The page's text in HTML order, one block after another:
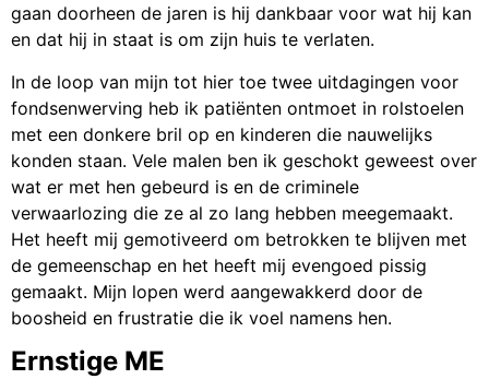
gaan doorheen de jaren is hij dankbaar voor wat hij kan
en dat hij in staat is om zijn huis te verlaten.
In de loop van mijn tot hier toe twee uitdagingen voor
fondsenwerving heb ik patiënten ontmoet in rolstoelen
met een donkere bril op en kinderen die nauwelijks
konden staan. Vele malen ben ik geschokt geweest over
wat er met hen gebeurd is en de criminele
verwaarlozing die ze al zo lang hebben meegemaakt.
Het heeft mij gemotiveerd om betrokken te blijven met
de gemeenschap en het heeft mij evengoed pissig
gemaakt. Mijn lopen werd aangewakkerd door de
boosheid en frustratie die ik voel namens hen.
Ernstige ME